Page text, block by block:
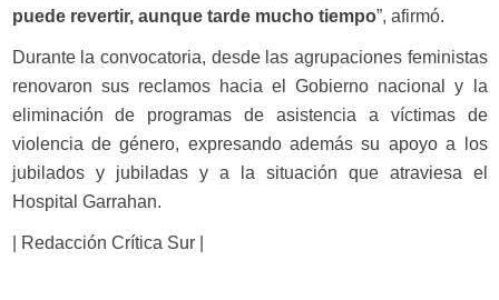
puede revertir, aunque tarde mucho tiempo”, afirmó.
Durante la convocatoria, desde las agrupaciones feministas
renovaron sus reclamos hacia el Gobierno nacional y la
eliminación de programas de asistencia a víctimas de
violencia de género, expresando además su apoyo a los
jubilados y jubiladas y a la situación que atraviesa el
Hospital Garrahan.
| Redacción Crítica Sur |